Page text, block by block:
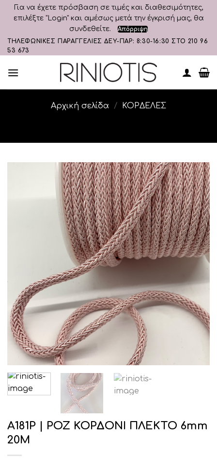
Για να έχετε πρόσβαση σε τιμές και διαθεσιμότητες,
επιλέξτε "Login" και αμέσως μετά την έγκρισή μας, θα
συνδεθείτε.
Απόρριψη
Skip
to
ΤΗΛΕΦΩΝΙΚΕΣ ΠΑΡΑΓΓΕΛΙΕΣ ΔΕΥ-ΠΑΡ: 8:30-16:30 ΣΤΟ 210 96
53 673
Αρχική σελίδα / ΚΟΡΔΕΛΕΣ
Α181Ρ | ΡΟΖ ΚΟΡΔΟΝΙ ΠΛΕΚΤΟ 6mm
20M